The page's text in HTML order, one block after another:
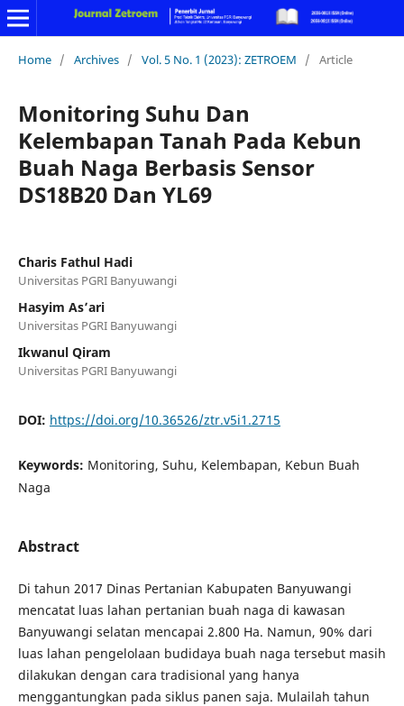
Home / Archives / Vol. 5 No. 1 (2023): ZETROEM / Article
Monitoring Suhu Dan
Kelembapan Tanah Pada Kebun
Buah Naga Berbasis Sensor
DS18B20 Dan YL69
Charis Fathul Hadi
Universitas PGRI Banyuwangi
Hasyim As’ari
Universitas PGRI Banyuwangi
Ikwanul Qiram
Universitas PGRI Banyuwangi
DOI: https://doi.org/10.36526/ztr.v5i1.2715
Keywords: Monitoring, Suhu, Kelembapan, Kebun Buah
Naga
Abstract
Di tahun 2017 Dinas Pertanian Kabupaten Banyuwangi
mencatat luas lahan pertanian buah naga di kawasan
Banyuwangi selatan mencapai 2.800 Ha. Namun, 90% dari
luas lahan pengelolaan budidaya buah naga tersebut masih
dilakukan dengan cara tradisional yang hanya
menggantungkan pada siklus panen saja. Mulailah tahun